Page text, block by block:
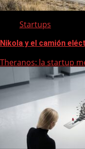
Startups
Nikola y el camión
Theranos: la startup